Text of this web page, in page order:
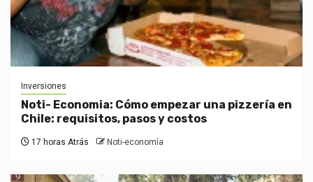
Inversiones
Noti- Economia: Cómo empezar una pizzería en
Chile: requisitos, pasos y costos
17 horas Atrás Noti-economía